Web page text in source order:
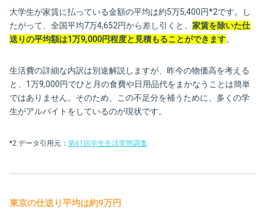
大学生が家賃に払っている金額の平均は約5万5,400円*2です。し
たがって、全国平均7万4,652円から差し引くと、 家賃を除いた仕
送りの平均額は1万9,000円程度と見積もることができます。
生活費の詳細な内訳は別途解説しますが、昨今の物価高を考える
と、1万9,000円でひと月の食費や日用品代をまかなうことは簡単
ではありません。そのため、この不足分を補うために、多くの学
生がアルバイトをしているのが現状です。
*2:データ引用元： 第61回学生生活実態調査
東京の仕送り平均は約9万円